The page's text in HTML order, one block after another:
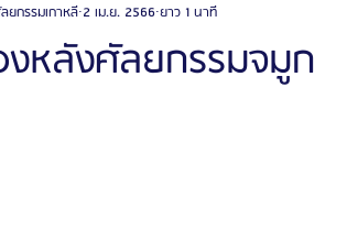
ขมัน โรงพยาบาลศัลยกรรมเอท็อป
ยกรรมจีเอ็นจี
งหลังศัลยกรรมจมูก
ยกรรมเกาหลี 2 เม.ย. 2566ยาว 1 นาที